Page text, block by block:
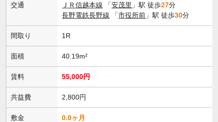
交通
ＪＲ信越本線 「安茂里 」駅 徒歩27分
長野電鉄長野線 「市役所前 」駅 徒歩30分
間取り 1R
面積 40.19m²
賃料 55,000円
共益費 2,800円
敷金 0.0ヶ月